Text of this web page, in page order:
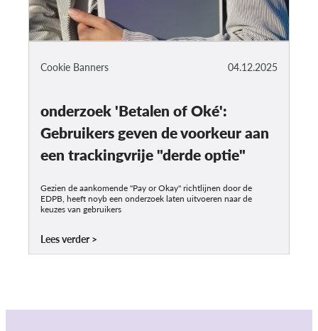
04.12.2025
Cookie Banners
onderzoek 'Betalen of Oké':
Gebruikers geven de voorkeur aan
een trackingvrije "derde optie"
Gezien de aankomende "Pay or Okay" richtlijnen door de
EDPB, heeft noyb een onderzoek laten uitvoeren naar de
keuzes van gebruikers
Lees verder